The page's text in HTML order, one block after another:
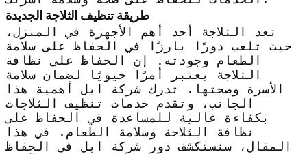
طريقة تنظيف الثلاجة الجديدة
تعد الثلاجة أحد أهم الأجهزة في المنزل،
حيث تلعب دورًا بارزًا في الحفاظ على سلامة
الطعام وجودته. إن الحفاظ على نظافة
الثلاجة يعتبر أمرًا حيويًا لضمان سلامة
الأسرة وصحتها. تدرك شركة ابل أهمية هذا
الجانب، وتقدم خدمات تنظيف الثلاجات
بكفاءة عالية للمساعدة في الحفاظ على
نظافة الثلاجة وسلامة الطعام. في هذا
المقال، سنستكشف دور شركة ابل في الحفاظ